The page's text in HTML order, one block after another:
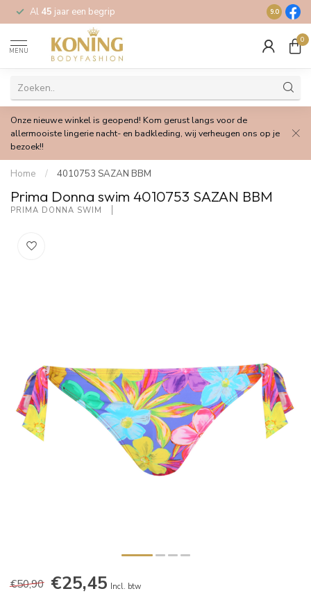
Al 45 jaar een begrip Gratis
9.0
MENU
0
Onze nieuwe winkel is geopend! Kom gerust langs voor de
allermooiste lingerie nacht- en badkleding, wij verheugen ons op je
bezoek!!
Home / 4010753 SAZAN BBM
Prima Donna swim 4010753 SAZAN BBM
PRIMA DONNA SWIM
€50,90 €25,45 Incl. btw